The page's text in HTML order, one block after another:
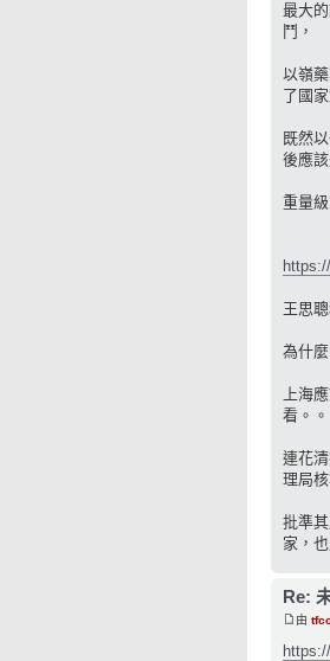
最大
鬥，
以嶺
了國
既然
後應
重量
王思
為什
上海
看。。
連花
理局
批準
家，
Re:
由